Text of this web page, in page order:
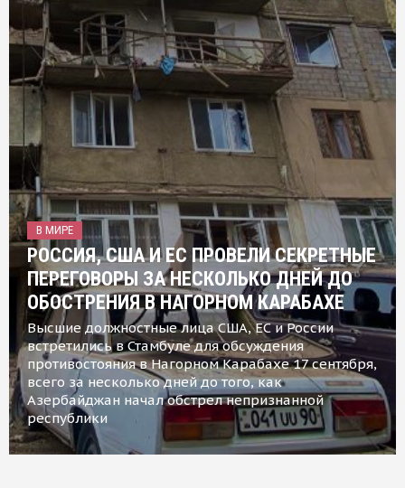
В МИРЕ
РОССИЯ, США И ЕС ПРОВЕЛИ СЕКРЕТНЫЕ
ПЕРЕГОВОРЫ ЗА НЕСКОЛЬКО ДНЕЙ ДО
ОБОСТРЕНИЯ В НАГОРНОМ КАРАБАХЕ
Высшие должностные лица США, ЕС и России
встретились в Стамбуле для обсуждения
противостояния в Нагорном Карабахе 17 сентября,
всего за несколько дней до того, как
Азербайджан начал обстрел непризнанной
республики